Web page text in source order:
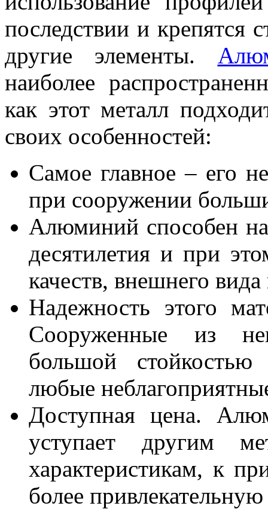
последствии и крепятся
другие элементы.
наиболее
как этот металл
своих особенностей:
Самое главное – его
при сооружении
Алюминий способен
десятилетия и при
качеств, внешнего
Надежность этого
Сооруженные из
большой
любые
Доступная цена.
уступает другим
характеристикам, к
более